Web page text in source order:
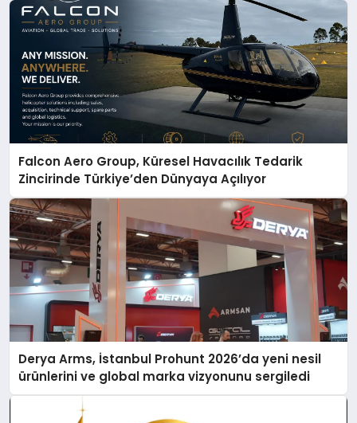
Falcon Aero Group, Küresel Havacılık Tedarik
Zincirinde Türkiye’den Dünyaya Açılıyor
Derya Arms, İstanbul Prohunt 2026’da yeni nesil
ürünlerini ve global marka vizyonunu sergiledi